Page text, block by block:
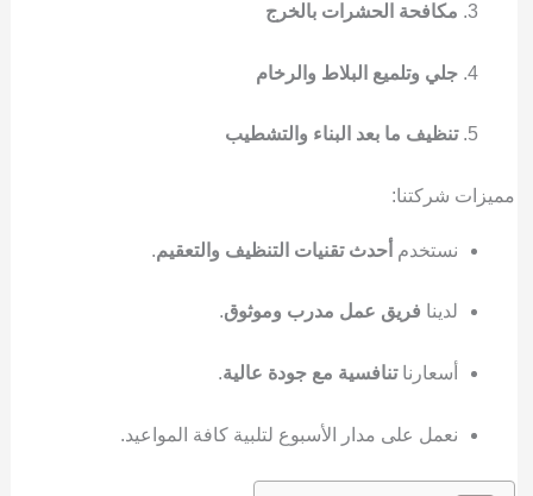
مكافحة الحشرات بالخرج
جلي وتلميع البلاط والرخام
تنظيف ما بعد البناء والتشطيب
مميزات شركتنا:
نستخدم أحدث تقنيات التنظيف والتعقيم.
لدينا فريق عمل مدرب وموثوق.
أسعارناتنافسية مع جودة عالية.
نعمل على مدار الأسبوع لتلبية كافة المواعيد.